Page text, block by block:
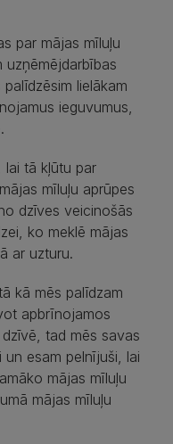
par mājas mīluļu
uzņēmējdarbības
lielākam
ieguvumus,
lai tā kļūtu par
mīluļu aprūpes
dzīves veicinošās
ko meklē mājas
ar uzturu.
kā mēs palīdzam
apbrīnojamos
tad mēs savas
un esam pelnījuši, lai
mājas mīluļu
mājas mīluļu